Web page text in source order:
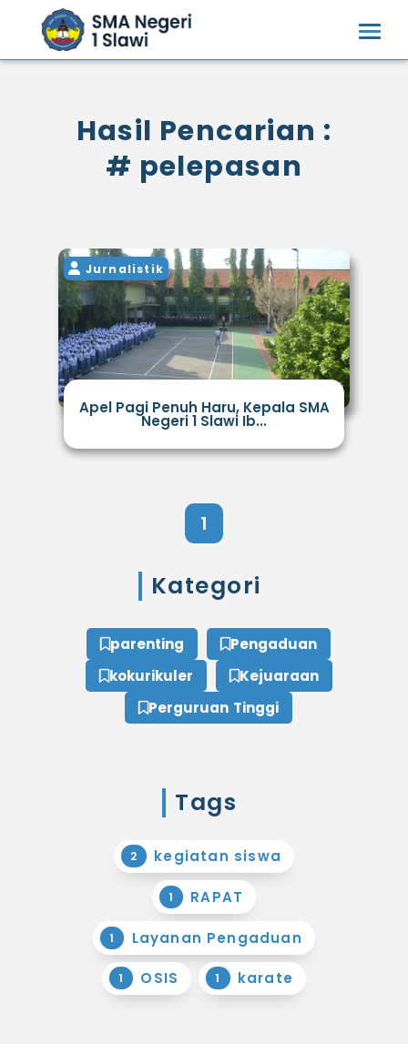
Hasil Pencarian :
# pelepasan
Jurnalistik
Apel Pagi Penuh Haru, Kepala SMA
Negeri 1 Slawi Ib...
1
Kategori
parenting
Pengaduan
kokurikuler
Kejuaraan
Perguruan Tinggi
Tags
2 kegiatan siswa
1 RAPAT
1 Layanan Pengaduan
1 OSIS 1 karate